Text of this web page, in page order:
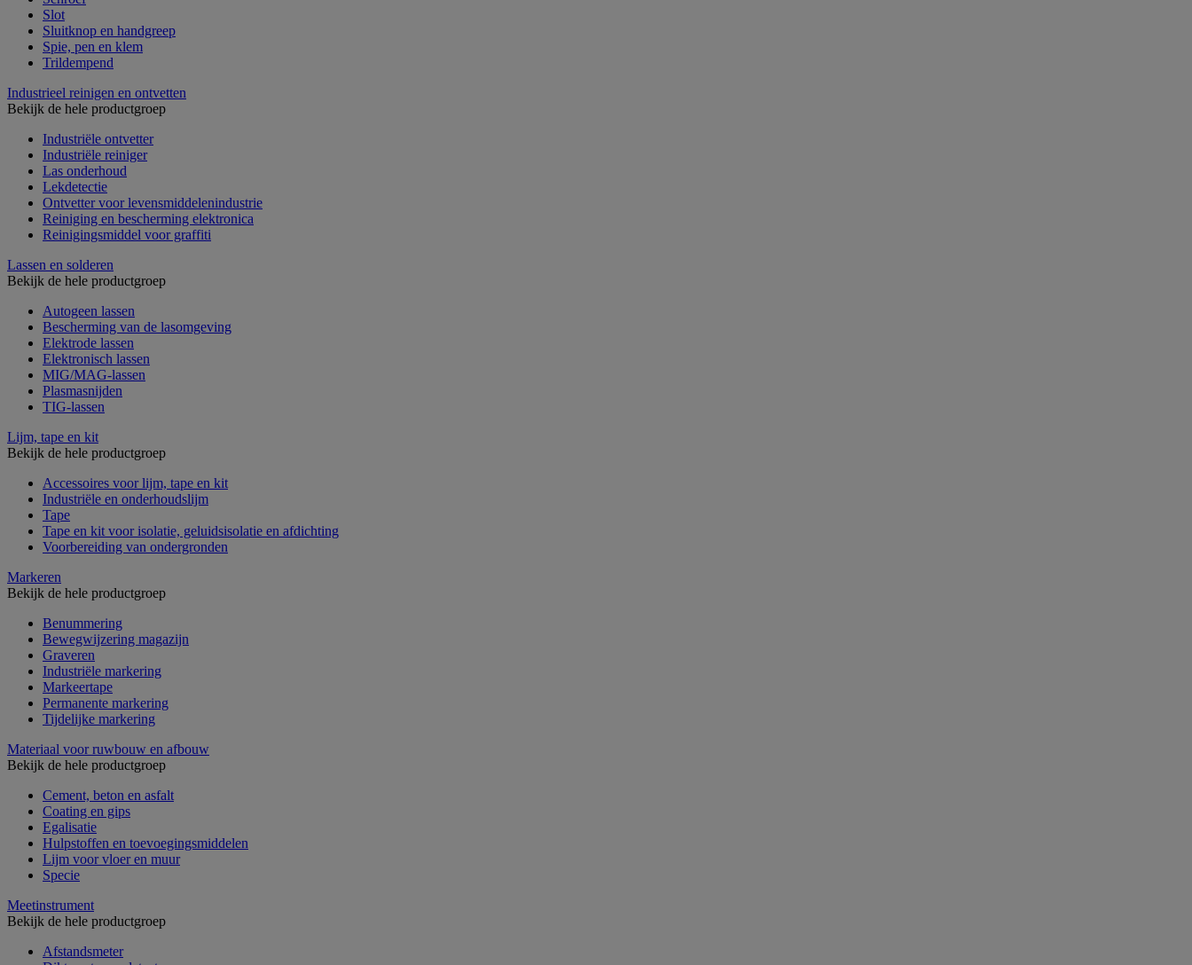
Slot
Sluitknop en handgreep
Spie, pen en klem
Trildempend
Industrieel reinigen en ontvetten
Bekijk de hele productgroep
Industriële ontvetter
Industriële reiniger
Las onderhoud
Lekdetectie
Ontvetter voor levensmiddelenindustrie
Reiniging en bescherming elektronica
Reinigingsmiddel voor graffiti
Lassen en solderen
Bekijk de hele productgroep
Autogeen lassen
Bescherming van de lasomgeving
Elektrode lassen
Elektronisch lassen
MIG/MAG-lassen
Plasmasnijden
TIG-lassen
Lijm, tape en kit
Bekijk de hele productgroep
Accessoires voor lijm, tape en kit
Industriële en onderhoudslijm
Tape
Tape en kit voor isolatie, geluidsisolatie en afdichting
Voorbereiding van ondergronden
Markeren
Bekijk de hele productgroep
Benummering
Bewegwijzering magazijn
Graveren
Industriële markering
Markeertape
Permanente markering
Tijdelijke markering
Materiaal voor ruwbouw en afbouw
Bekijk de hele productgroep
Cement, beton en asfalt
Coating en gips
Egalisatie
Hulpstoffen en toevoegingsmiddelen
Lijm voor vloer en muur
Specie
Meetinstrument
Bekijk de hele productgroep
Afstandsmeter